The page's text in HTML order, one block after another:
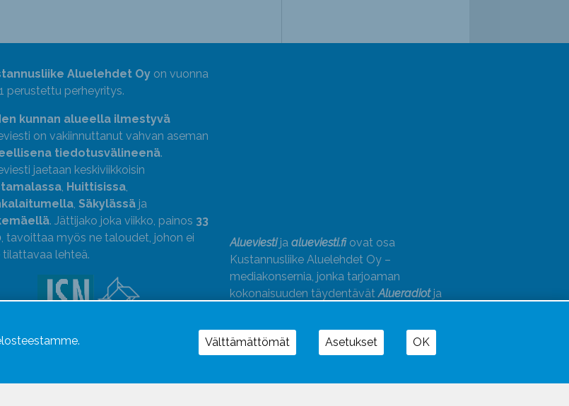
Aluelehdet Oyon vuonna
perustettu perheyritys.
kunnan alueella ilmestyvä
on vakiinnuttanut vahvan aseman
tiedotusvälineenä.
jaetaan keskiviikkoisin
, Huittisissa,
, Säkylässäja
. Jättijako joka viikko, painos 33
, tavoittaa myös ne taloudet, johon ei
tilattavaa lehteä.
Liiton jäsen. Noudatamme
Alueviestija alueviesti.fiovat osa
Kustannusliike Aluelehdet Oy –
mediakonsernia, jonka tarjoaman
kokonaisuuden täydentävätAlueradiotja
Välttämättömät Asetukset OK